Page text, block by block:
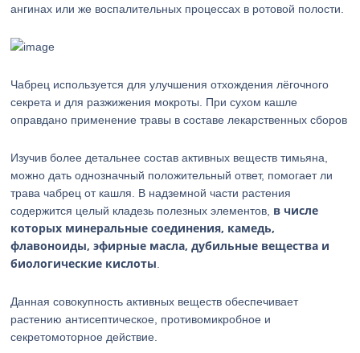
ангинах или же воспалительных процессах в ротовой полости.
Чабрец используется для улучшения отхождения лёгочного
секрета и для разжижения мокроты. При сухом кашле
оправдано применение травы в составе лекарственных сборов
Изучив более детальнее состав активных веществ тимьяна,
можно дать однозначный положительный ответ, помогает ли
трава чабрец от кашля. В надземной части растения
содержится целый кладезь полезных элементов, в числе
которых минеральные соединения, камедь,
флавоноиды, эфирные масла, дубильные вещества и
биологические кислоты
Данная совокупность активных веществ обеспечивает
растению антисептическое, противомикробное и
секретомоторное действие.